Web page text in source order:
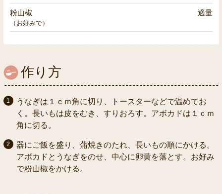
粉山椒 適量
（お好みで）
作り方
うなぎは１ｃｍ角に切り、トースターなどで温めてお
く。長いもは皮をむき、すりおろす。アボカドは１ｃｍ
角に切る。
器にご飯を盛り、蒲焼きのたれ、長いもの順にかける。
アボカドとうなぎをのせ、中心に卵黄を落とす。お好み
で粉山椒をかける。